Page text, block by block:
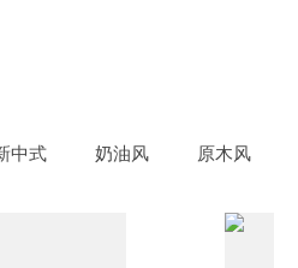
中式 奶油风 原木风